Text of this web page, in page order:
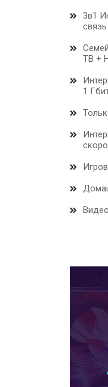
3в1
связь
ТВ +
1